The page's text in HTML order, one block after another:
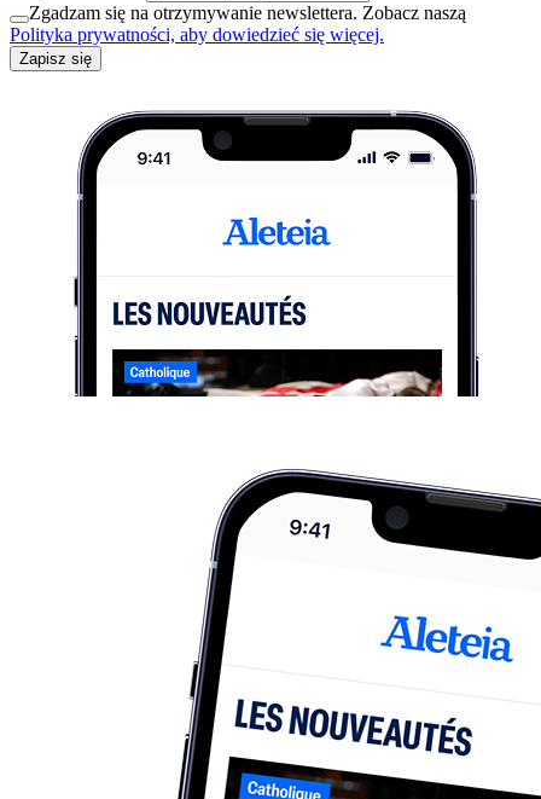
Zgadzam się na otrzymywanie newslettera. Zobacz naszą
Polityka prywatności, aby dowiedzieć się więcej.
Zapisz się